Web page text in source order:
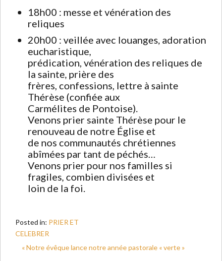
18h00 : messe et vénération des
reliques
20h00 : veillée avec louanges, adoration
eucharistique,
prédication, vénération des reliques de
la sainte, prière des
frères, confessions, lettre à sainte
Thérèse (confiée aux
Carmélites de Pontoise).
Venons prier sainte Thérèse pour le
renouveau de notre Église et
de nos communautés chrétiennes
abîmées par tant de péchés…
Venons prier pour nos familles si
fragiles, combien divisées et
loin de la foi.
Posted in: PRIER ET
CELEBRER
« Notre évêque lance notre année pastorale « verte »